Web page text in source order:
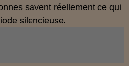
savent réellement ce qui
silencieuse.